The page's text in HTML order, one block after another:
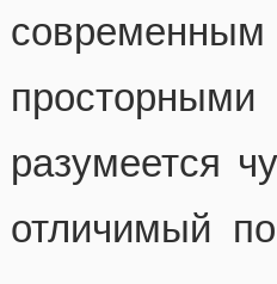
разумеется
отличимый